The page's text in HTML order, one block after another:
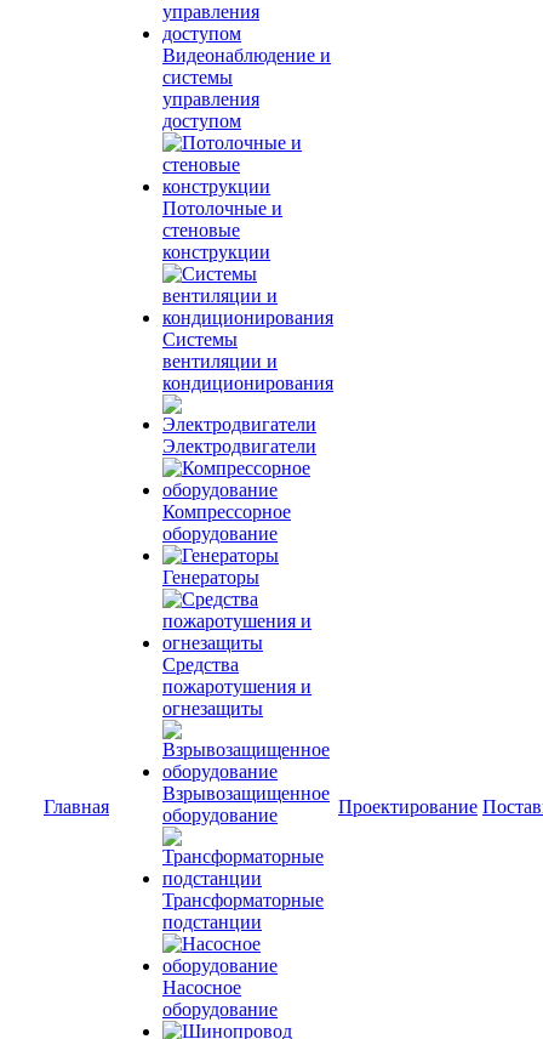
Главная
Видеонаблюдение и
системы
управления
доступом
Потолочные и
стеновые
конструкции
Системы
вентиляции и
кондиционирования
Электродвигатели
Компрессорное
оборудование
Генераторы
Средства
пожаротушения и
огнезащиты
Взрывозащищенное
оборудование
Трансформаторные
подстанции
Насосное
оборудование
Проектирование